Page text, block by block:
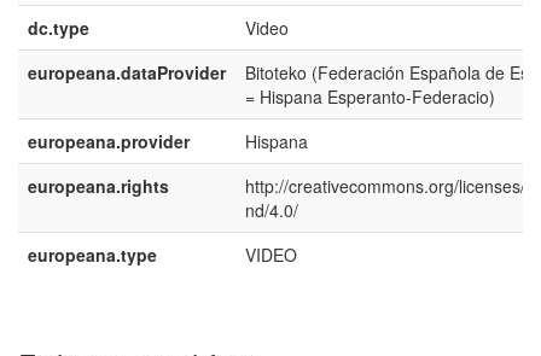
dc.type
Video
europeana.dataProvider
Bitoteko (Federación Española de
= Hispana Esperanto-Federacio)
europeana.provider
Hispana
europeana.rights
http://creativecommons.org/licenses/
nd/4.0/
europeana.type
VIDEO